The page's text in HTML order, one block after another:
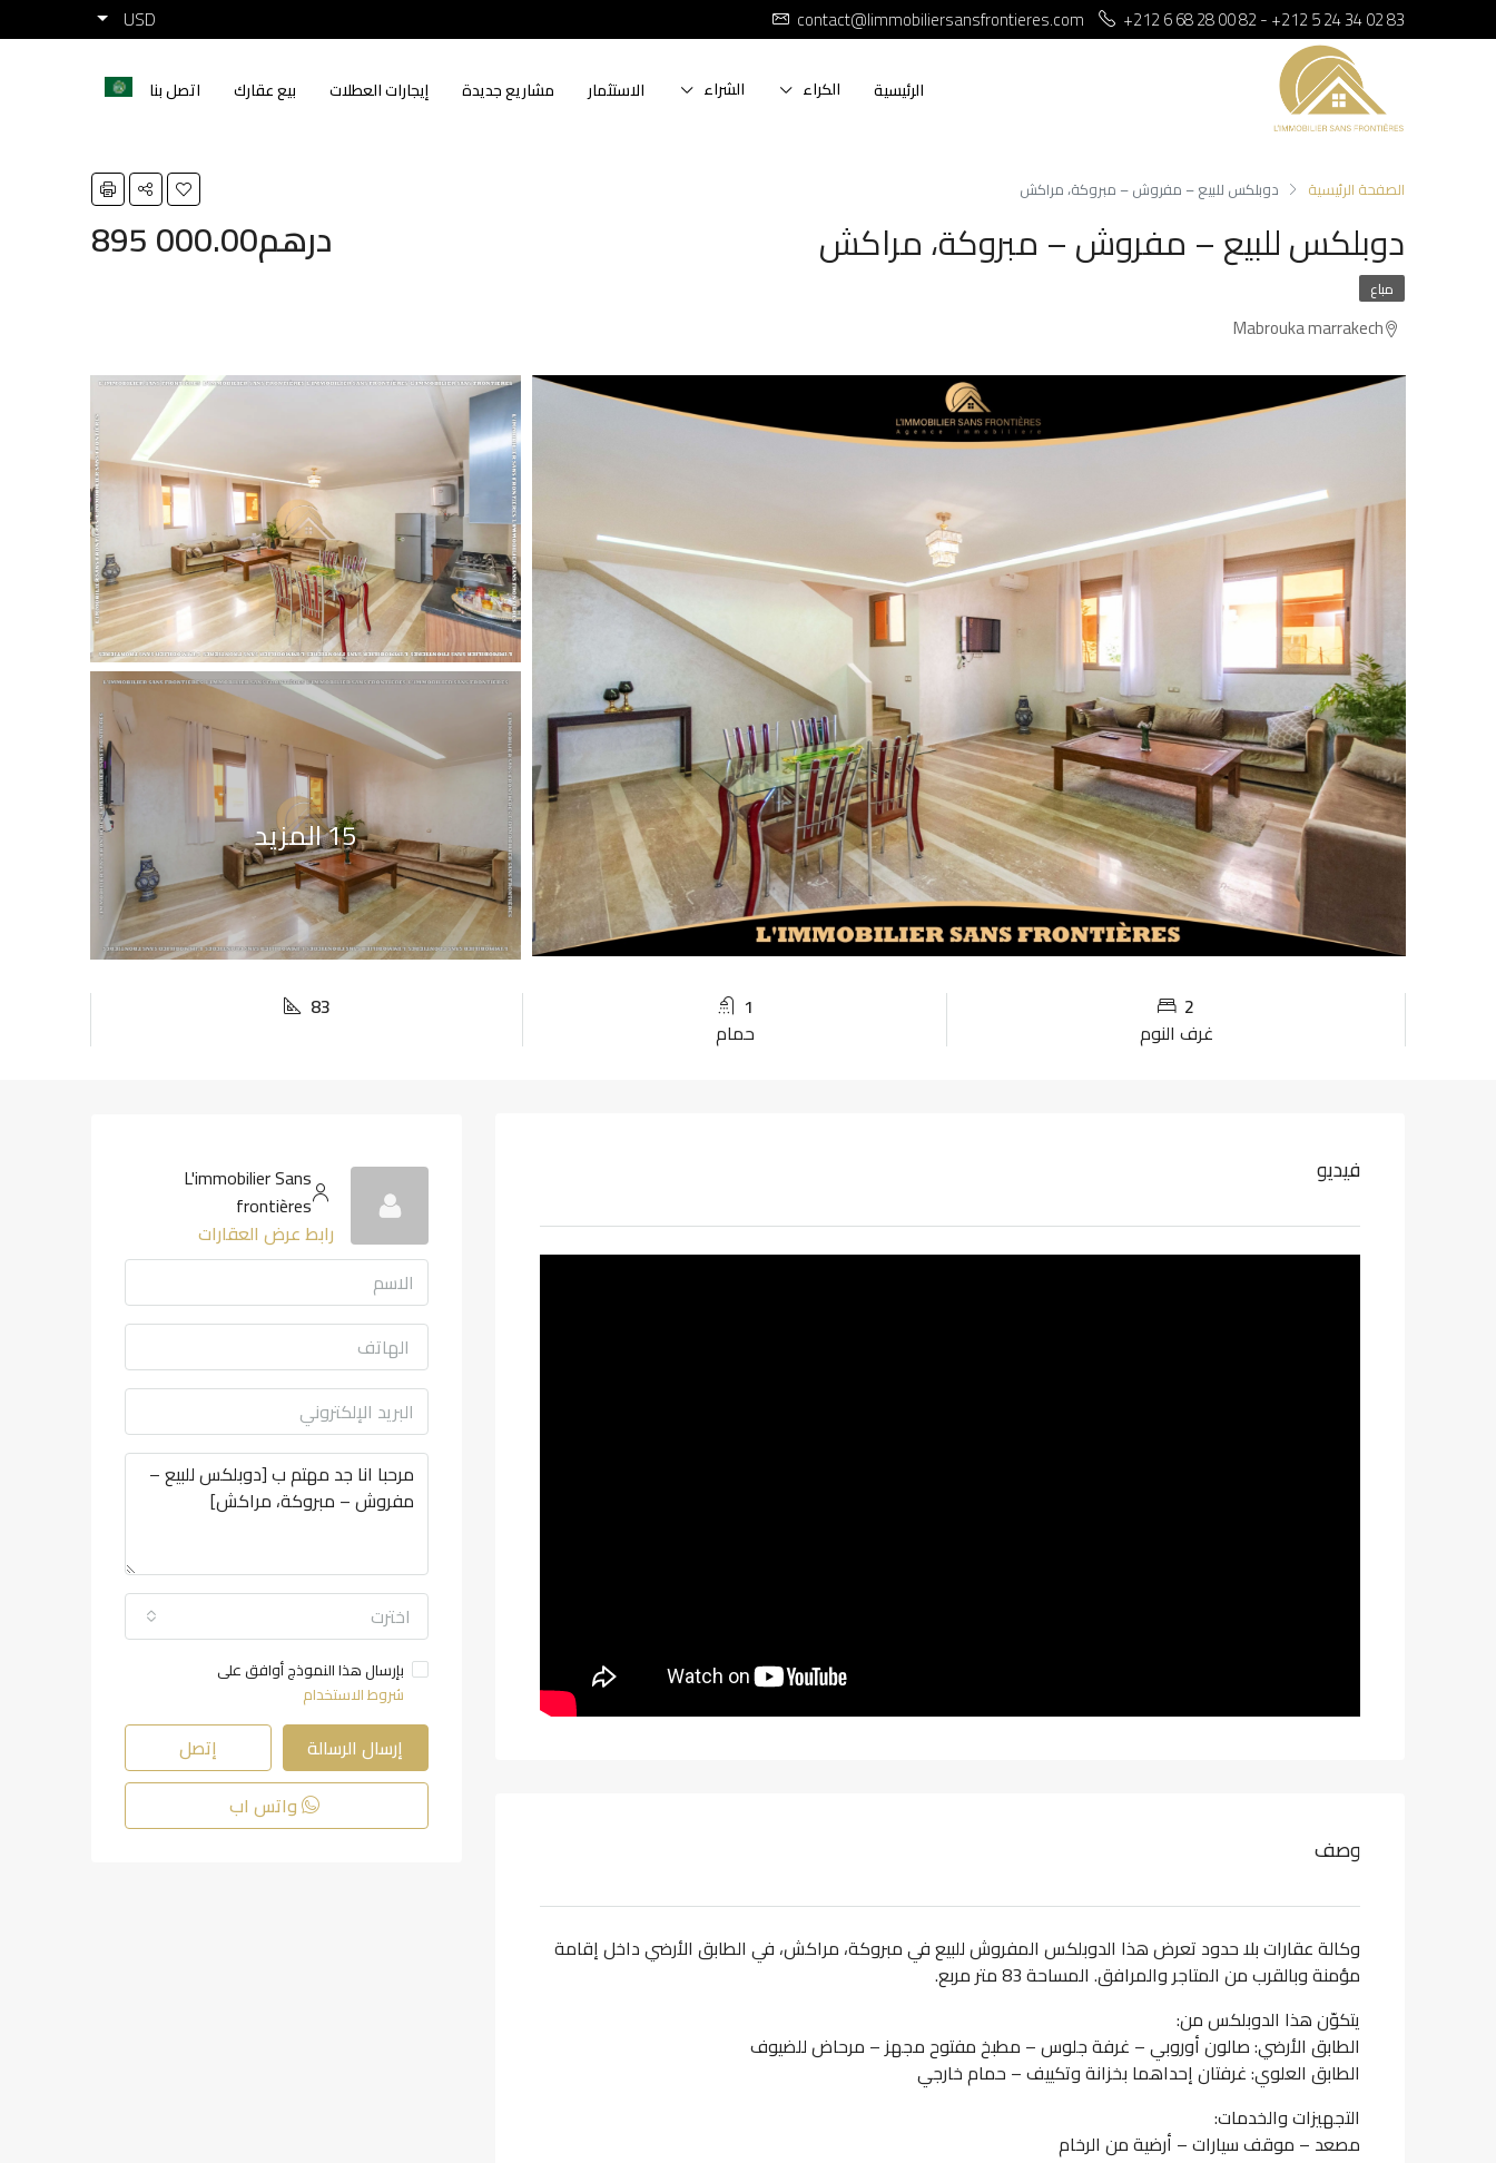
+212 6 68 28 00 82 - +212 5 24 34 02 83
contact@limmobiliersansfrontieres.com
USD
الرئيسية الكراء الشراء الاستثمار مشاريع جديدة إيجارات العطلات بيع عقارك اتصل بنا
الصفحة الرئيسية دوبلكس للبيع – مفروش – مبروكة، مراكش
دوبلكس للبيع – مفروش – مبروكة، مراكش 895 000.00درهم
مباع
Mabrouka marrakech
15 المزيد
2
غرف النوم
1
حمام
83
فيديو
وصف
وكالة عقارات بلا حدود تعرض هذا الدوبلكس المفروش للبيع في مبروكة، مراكش، في الطابق الأرضي داخل إقامة
مؤمنة وبالقرب من المتاجر والمرافق. المساحة 83 متر مربع.
يتكوّن هذا الدوبلكس من:
الطابق الأرضي: صالون أوروبي – غرفة جلوس – مطبخ مفتوح مجهز – مرحاض للضيوف
الطابق العلوي: غرفتان إحداهما بخزانة وتكييف – حمام خارجي
التجهيزات والخدمات:
مصعد – موقف سيارات – أرضية من الرخام
L'immobilier Sans
frontières
رابط عرض العقارات
اخترت
بإرسال هذا النموذج أوافق على
شروط الاستخدام
إرسال الرسالة
إتصل
واتس اب